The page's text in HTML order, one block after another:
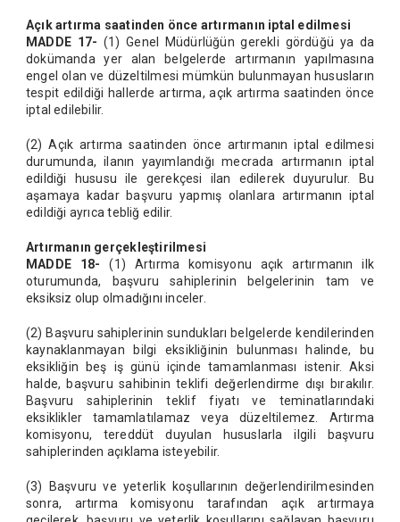
Açık artırma saatinden önce artırmanın iptal edilmesi
MADDE 17- (1) Genel Müdürlüğün gerekli gördüğü ya da
dokümanda yer alan belgelerde artırmanın yapılmasına
engel olan ve düzeltilmesi mümkün bulunmayan hususların
tespit edildiği hallerde artırma, açık artırma saatinden önce
iptal edilebilir.
(2) Açık artırma saatinden önce artırmanın iptal edilmesi
durumunda, ilanın yayımlandığı mecrada artırmanın iptal
edildiği hususu ile gerekçesi ilan edilerek duyurulur. Bu
aşamaya kadar başvuru yapmış olanlara artırmanın iptal
edildiği ayrıca tebliğ edilir.
Artırmanın gerçekleştirilmesi
MADDE 18- (1) Artırma komisyonu açık artırmanın ilk
oturumunda, başvuru sahiplerinin belgelerinin tam ve
eksiksiz olup olmadığını inceler.
(2) Başvuru sahiplerinin sundukları belgelerde kendilerinden
kaynaklanmayan bilgi eksikliğinin bulunması halinde, bu
eksikliğin beş iş günü içinde tamamlanması istenir. Aksi
halde, başvuru sahibinin teklifi değerlendirme dışı bırakılır.
Başvuru sahiplerinin teklif fiyatı ve teminatlarındaki
eksiklikler tamamlatılamaz veya düzeltilemez. Artırma
komisyonu, tereddüt duyulan hususlarla ilgili başvuru
sahiplerinden açıklama isteyebilir.
(3) Başvuru ve yeterlik koşullarının değerlendirilmesinden
sonra, artırma komisyonu tarafından açık artırmaya